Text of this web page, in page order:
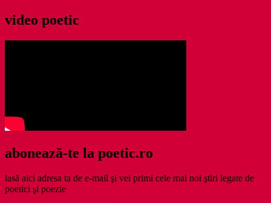
video poetic
abonează-te la poetic.ro
lasă aici adresa ta de e-mail şi vei primi cele mai noi ştiri legate de
poetici şi poezie